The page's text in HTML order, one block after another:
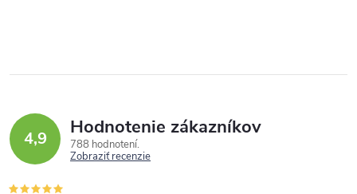
4,9 Hodnotenie zákazníkov
788 hodnotení
Zobraziť recenzie